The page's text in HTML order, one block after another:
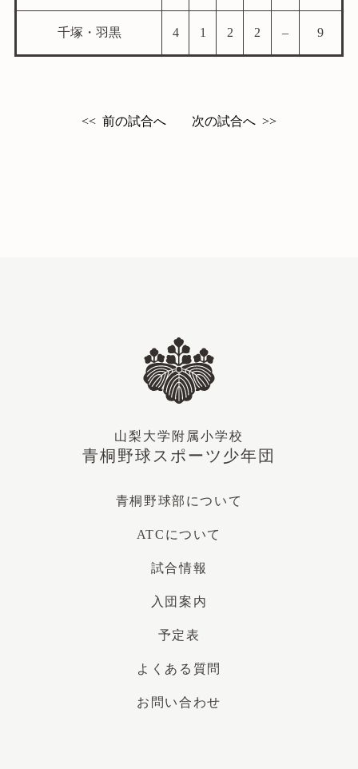
試合情報
千塚・羽黒 4 1 2 2 – 9
<< 前の試合へ 次の試合へ >>
山梨大学附属小学校
青桐野球スポーツ少年団
青桐野球部について
ATCについて
試合情報
入団案内
予定表
よくある質問
お問い合わせ